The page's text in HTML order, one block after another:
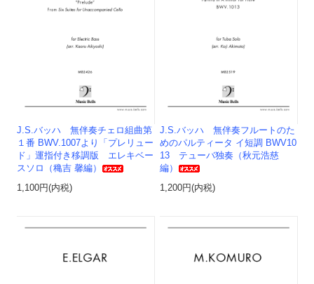
J.S.バッハ 無伴奏チェロ組曲第
１番 BWV.1007より「プレリュー
ド」運指付き移調版 エレキベー
スソロ（穐吉 馨編）
1,100円(内税)
J.S.バッハ 無伴奏フルートのた
めのパルティータ イ短調 BWV10
13 テューバ独奏（秋元浩慈
編）
1,200円(内税)